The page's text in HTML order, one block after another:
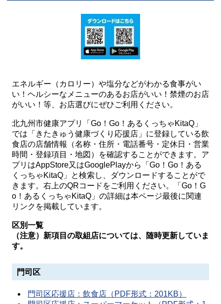
エネルギー（カロリー）や塩分などがわかる食事がい
い！ヘルシーなメニューのあるお店がいい！禁煙のお店
がいい！等、お店選びにぜひご利用ください。
北九州市健康アプリ「Go！Go！あるくっちゃKitaQ」
では「きたきゅう健康づくり応援店」に登録している飲
食店の店舗情報（名称・住所・電話番号・定休日・営業
時間・登録項目・地図）を確認することができます。ア
プリはAppStore又はGooglePlayから「Go！Go！ある
くっちゃKitaQ」と検索し、ダウンロードすることがで
きます。右上のQRコードをご利用ください。「Go！G
o！あるくっちゃKitaQ」の詳細は本ページ最後に関連
リンクを掲載しています。
区別一覧
（注意）新項目の取組店については、随時更新していま
す。
門司区
門司区応援店：飲食店（PDF形式：201KB）